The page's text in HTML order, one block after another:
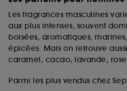
Les fragrances masculines
aux plus intenses, souvent
boisées, aromatiques,
épicées. Mais on retrouve
caramel, cacao, lavande,
Parmi les plus vendus chez